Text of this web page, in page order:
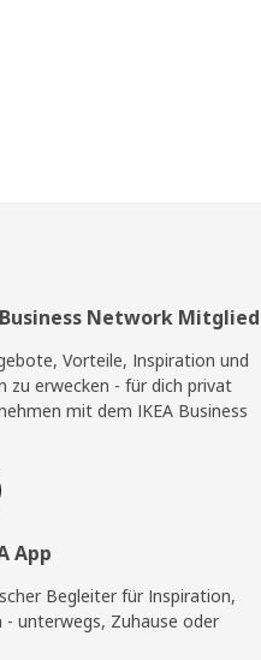
Business Network Mitglied
Vorteile, Inspiration und
zu erwecken - für dich privat
mit dem IKEA Business
App
Begleiter für Inspiration,
- unterwegs, Zuhause oder